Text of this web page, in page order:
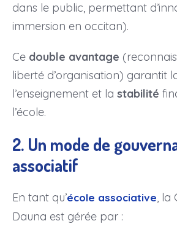
dans le public, permettant
immersion en occitan).
Ce double avantage
liberté d’organisation) garantit
l’enseignement et la stabilité
l’école.
2. Un mode de
associatif
En tant qu’école associative, la
Dauna est gérée par :